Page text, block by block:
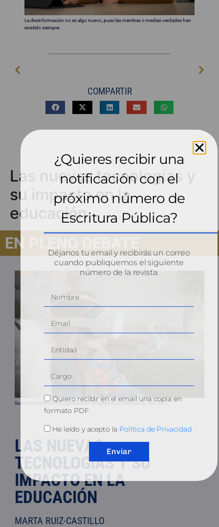
La desinformación no es algo nuevo, pues las mentiras o medias verdades han
existido siempre.
COMPARTIR
Las nuevas tecnologías y
su impacto en la
educación
EN PLENO DEBATE
Suecia ha eliminado la digitalización obligatoria en menores de seis años.
LAS NUEVAS
TECNOLOGÍAS Y SU
IMPACTO EN LA
EDUCACIÓN
MARTA RUIZ-CASTILLO
¿Quieres recibir una
notificación con el
próximo número de
Escritura Pública?
Déjanos tu email y recibirás un correo
cuando publiquemos el siguiente
número de la revista.
Quiero recibir en el email una copia en
formato PDF
He leído y acepto la Política de Privacidad
Enviar